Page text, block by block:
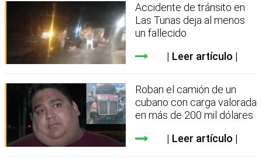
Accidente de tránsito en
Las Tunas deja al menos
un fallecido
Leer artículo
Roban el camión de un
cubano con carga valorada
en más de 200 mil dólares
Leer artículo